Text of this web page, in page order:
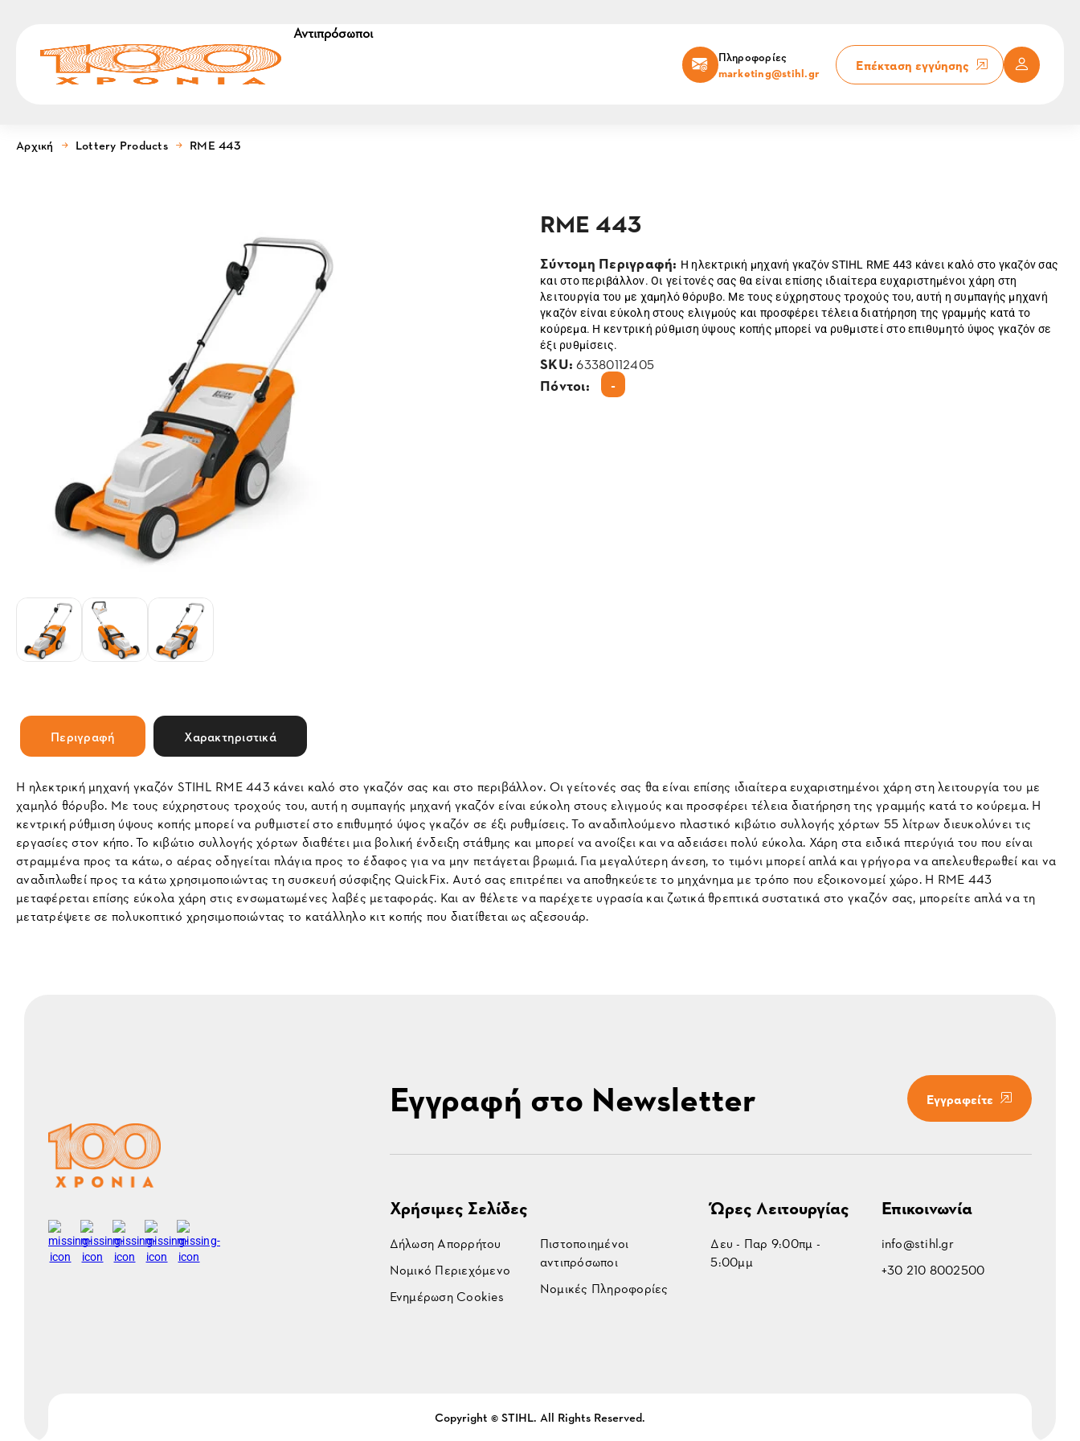
Αντιπρόσωποι
Πληροφορίες
marketing@stihl.gr
Επέκταση εγγύησης
Αρχική Lottery Products RME 443
RME 443
Σύντομη Περιγραφή: Η ηλεκτρική μηχανή γκαζόν STIHL RME 443 κάνει καλό στο γκαζόν σας
και στο περιβάλλον. Οι γείτονές σας θα είναι επίσης ιδιαίτερα ευχαριστημένοι χάρη στη
λειτουργία του με χαμηλό θόρυβο. Με τους εύχρηστους τροχούς του, αυτή η συμπαγής μηχανή
γκαζόν είναι εύκολη στους ελιγμούς και προσφέρει τέλεια διατήρηση της γραμμής κατά το
κούρεμα. Η κεντρική ρύθμιση ύψους κοπής μπορεί να ρυθμιστεί στο επιθυμητό ύψος γκαζόν σε
έξι ρυθμίσεις.
SKU:63380112405
Πόντοι: -
Περιγραφή Χαρακτηριστικά
Η ηλεκτρική μηχανή γκαζόν STIHL RME 443 κάνει καλό στο γκαζόν σας και στο περιβάλλον. Οι γείτονές σας θα είναι επίσης ιδιαίτερα ευχαριστημένοι χάρη στη λειτουργία του με
χαμηλό θόρυβο. Με τους εύχρηστους τροχούς του, αυτή η συμπαγής μηχανή γκαζόν είναι εύκολη στους ελιγμούς και προσφέρει τέλεια διατήρηση της γραμμής κατά το κούρεμα. Η
κεντρική ρύθμιση ύψους κοπής μπορεί να ρυθμιστεί στο επιθυμητό ύψος γκαζόν σε έξι ρυθμίσεις. Το αναδιπλούμενο πλαστικό κιβώτιο συλλογής χόρτων 55 λίτρων διευκολύνει τις
εργασίες στον κήπο. Το κιβώτιο συλλογής χόρτων διαθέτει μια βολική ένδειξη στάθμης και μπορεί να ανοίξει και να αδειάσει πολύ εύκολα. Χάρη στα ειδικά πτερύγιά του που είναι
στραμμένα προς τα κάτω, ο αέρας οδηγείται πλάγια προς το έδαφος για να μην πετάγεται βρωμιά. Για μεγαλύτερη άνεση, το τιμόνι μπορεί απλά και γρήγορα να απελευθερωθεί και να
αναδιπλωθεί προς τα κάτω χρησιμοποιώντας τη συσκευή σύσφιξης QuickFix. Αυτό σας επιτρέπει να αποθηκεύετε το μηχάνημα με τρόπο που εξοικονομεί χώρο. Η RME 443
μεταφέρεται επίσης εύκολα χάρη στις ενσωματωμένες λαβές μεταφοράς. Και αν θέλετε να παρέχετε υγρασία και ζωτικά θρεπτικά συστατικά στο γκαζόν σας, μπορείτε απλά να τη
μετατρέψετε σε πολυκοπτικό χρησιμοποιώντας το κατάλληλο κιτ κοπής που διατίθεται ως αξεσουάρ.
Εγγραφή στο Newsletter Εγγραφείτε
Χρήσιμες Σελίδες
Δήλωση Απορρήτου
Νομικό Περιεχόμενο
Ενημέρωση Cookies
Πιστοποιημένοι
αντιπρόσωποι
Νομικές Πληροφορίες
Ώρες Λειτουργίας
Δευ - Παρ 9:00πμ -
5:00μμ
Επικοινωνία
info@stihl.gr
+30 210 8002500
Copyright © STIHL. All Rights Reserved.